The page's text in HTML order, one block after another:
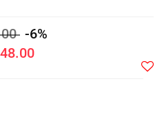
-6%